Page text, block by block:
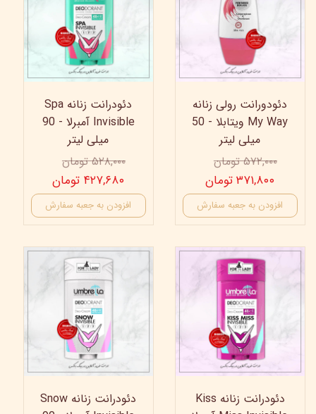
دئودورانت رولی زنانه
My Way ویتابلا - 50
میلی لیتر
۵۷۲,۰۰۰ تومان
۳۷۱,۸۰۰ تومان
افزودن به جعبه سفارش
دئودرانت زنانه Spa
Invisible آمبرلا - 90
میلی لیتر
۵۲۸,۰۰۰ تومان
۴۲۷,۶۸۰ تومان
افزودن به جعبه سفارش
دئودرانت زنانه Kiss
19%
دئودرانت زنانه Snow
19%